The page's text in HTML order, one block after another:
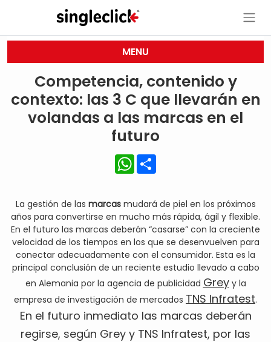
MENU
Competencia, contenido y
contexto: las 3 C que llevarán en
volandas a las marcas en el
futuro
WhatsApp
La gestión de las marcasmudará de piel en los próximos
años para convertirse en mucho más rápida, ágil y flexible.
En el futuro las marcas deberán “casarse” con la creciente
velocidad de los tiempos en los que se desenvuelven para
conectar adecuadamente con el consumidor. Esta es la
principal conclusión de un reciente estudio llevado a cabo
en Alemania por la agencia de publicidad Greyy la
empresa de investigación de mercados TNS Infratest.
En el futuro inmediato las marcas deberán
regirse, según Grey y TNS Infratest, por las